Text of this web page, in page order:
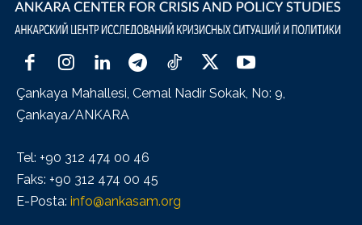
Çankaya Mahallesi, Cemal Nadir Sokak, No: 9,
Çankaya/ANKARA
Tel: +90 312 474 00 46
Faks: +90 312 474 00 45
E-Posta: info@ankasam.org